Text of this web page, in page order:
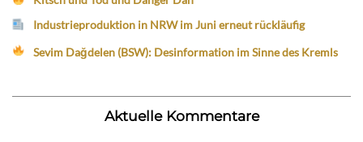
Industrieproduktion in NRW im Juni erneut rückläufig
Sevim Dağdelen (BSW): Desinformation im Sinne des Kremls
Aktuelle Kommentare